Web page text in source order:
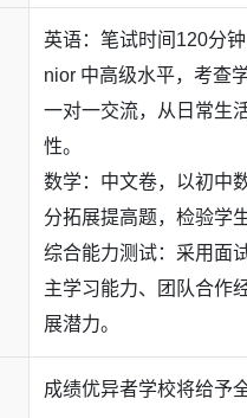
和动手能力
域的深入研究和职业发展
录取率高达82%。
累计收获百余封日本名校录
道大学、同志社大学、立
名校Offer。
斩获全美前50录取通知
百余位学生世界顶尖艺
艺术学院、帕森斯设计学
艺术名校录取。
英语：笔试时间120分
nior 中高级水平，考查
一对一交流，从日常生
性。
数学：中文卷，以初中
分拓展提高题，检验学
综合能力测试：采用面
主学习能力、团队合作
展潜力。
成绩优异者学校将给予